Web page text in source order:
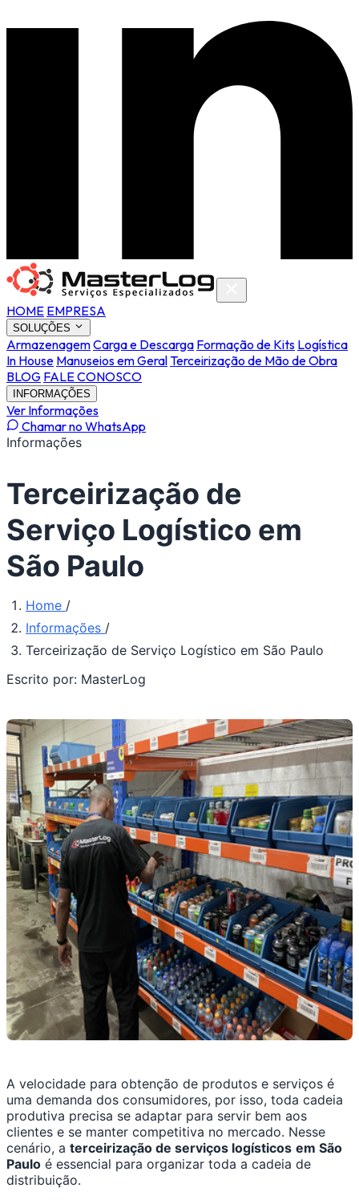
HOME EMPRESA
SOLUÇÕES
ArmazenagemCarga e Descarga Formação de Kits Logística
In House Manuseios em GeralTerceirização de Mão de Obra
BLOG FALE CONOSCO
INFORMAÇÕES
Ver Informações
Chamar no WhatsApp
Informações
Terceirização de
Serviço Logístico em
São Paulo
Home /
Informações /
Terceirização de Serviço Logístico em São Paulo
Escrito por: MasterLog
A velocidade para obtenção de produtos e serviços é
uma demanda dos consumidores, por isso, toda cadeia
produtiva precisa se adaptar para servir bem aos
clientes e se manter competitiva no mercado. Nesse
cenário, a terceirização de serviços logísticos em São
Paulo é essencial para organizar toda a cadeia de
distribuição.